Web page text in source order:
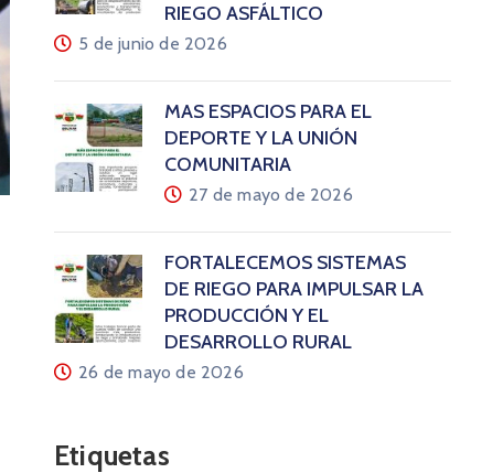
RIEGO ASFÁLTICO
5 de junio de 2026
MÁS ESPACIOS PARA EL
DEPORTE Y LA UNIÓN
COMUNITARIA
27 de mayo de 2026
FORTALECEMOS SISTEMAS
DE RIEGO PARA IMPULSAR LA
PRODUCCIÓN Y EL
DESARROLLO RURAL
26 de mayo de 2026
Etiquetas